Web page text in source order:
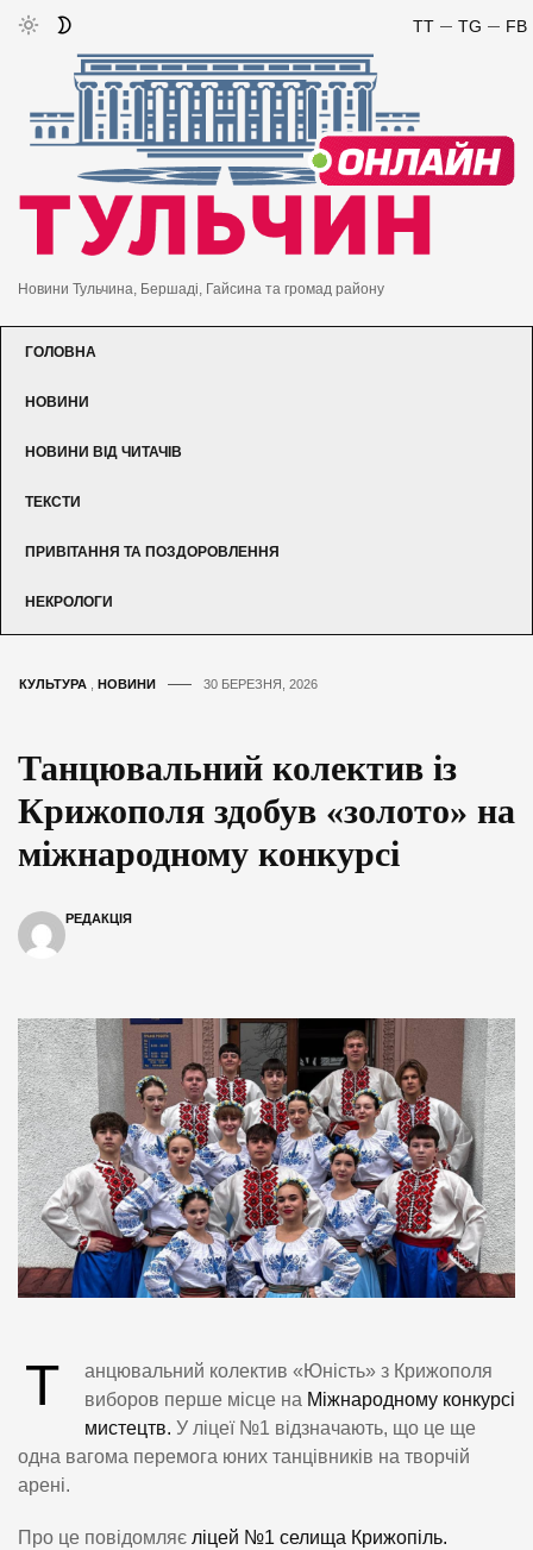
FB
TG
TT
Новини Тульчина, Бершаді, Гайсина та громад району
ГОЛОВНА
НОВИНИ
НОВИНИ ВІД ЧИТАЧІВ
ТЕКСТИ
ПРИВІТАННЯ ТА ПОЗДОРОВЛЕННЯ
НЕКРОЛОГИ
КУЛЬТУРА НОВИНИ 30 БЕРЕЗНЯ, 2026
Танцювальний колектив із
Крижополя здобув «золото» на
міжнародному конкурсі
РЕДАКЦІЯ
Т
анцювальний колектив «Юність» з Крижополя
виборов перше місце на Міжнародному конкурсі
мистецтв. У ліцеї №1 відзначають, що це ще
одна вагома перемога юних танцівників на творчій
арені.
Про це повідомляє ліцей №1 селища Крижопіль.